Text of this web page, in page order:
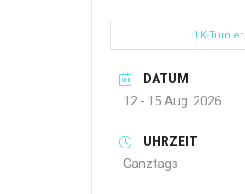
LK-
DATUM
12 - 15 Aug. 2026
UHRZEIT
Ganztags